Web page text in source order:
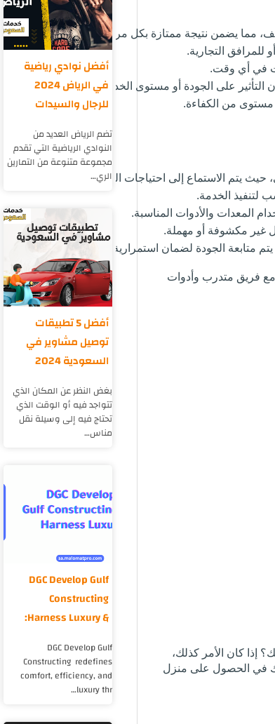
مما يضمن نتيجة ممتازة بكل مرة.
للمرافق التجارية.
في أي وقت.
التأثير على الجودة أو مستوى الخدمة.
مستوى من الكفاءة.
حيث يتم الاستماع إلى احتياجات العميل وتقديم استشارة
لتنفيذ الخدمة.
المعدات والأدوات المناسبة.
غير مكشوفة أو مهملة.
متابعة الجودة لضمان استمرارية تقديم الخدمة على
ومع فريق متدرب وأدوات
كان الأمر كذلك،
في الحصول على منزل
أفضل نوادي رياضية
في الرياض 2024
للرجال والسيدات
تضم الرياض العديد من
النوادي الرياضية التي تقدم
مجموعة متنوعة من التمارين
الري…
أفضل 5 تطبيقات
توصيل مشاوير في
السعودية 2024
بغض النظر عن المكان الذي
تتواجد فيه أو الوقت الذي
تحتاج فيه إلى وسيلة نقل
مناس…
DGC Develop Gulf
Constructing
:Harness Luxury &
Systems
DGC Develop Gulf
Constructing redefines
comfort, efficiency, and
luxury thr…